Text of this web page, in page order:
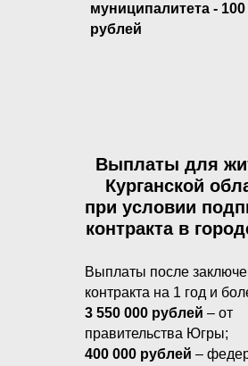
муниципалитета - 100
рублей
Выплаты для
Курганской
при условии
контракта в
Выплаты после
контракта на 1 год и
3 550 000 рублей – от
правительства Югры;
400 000 рублей –